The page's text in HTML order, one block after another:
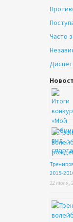
Часто
2015-
22 июля,